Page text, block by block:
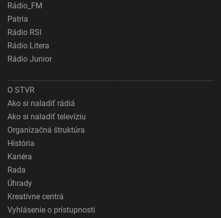
Rádio_FM
Patria
Rádio RSI
Rádio Litera
Rádio Junior
O STVR
Ako si naladiť rádiá
Ako si naladiť televíziu
Organizačná štruktúra
História
Kariéra
Rada
Úhrady
Kreatívne centrá
Vyhlásenie o prístupnosti